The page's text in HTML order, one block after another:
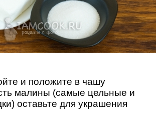
и положите в чашу
малины (самые цельные и
оставьте для украшения